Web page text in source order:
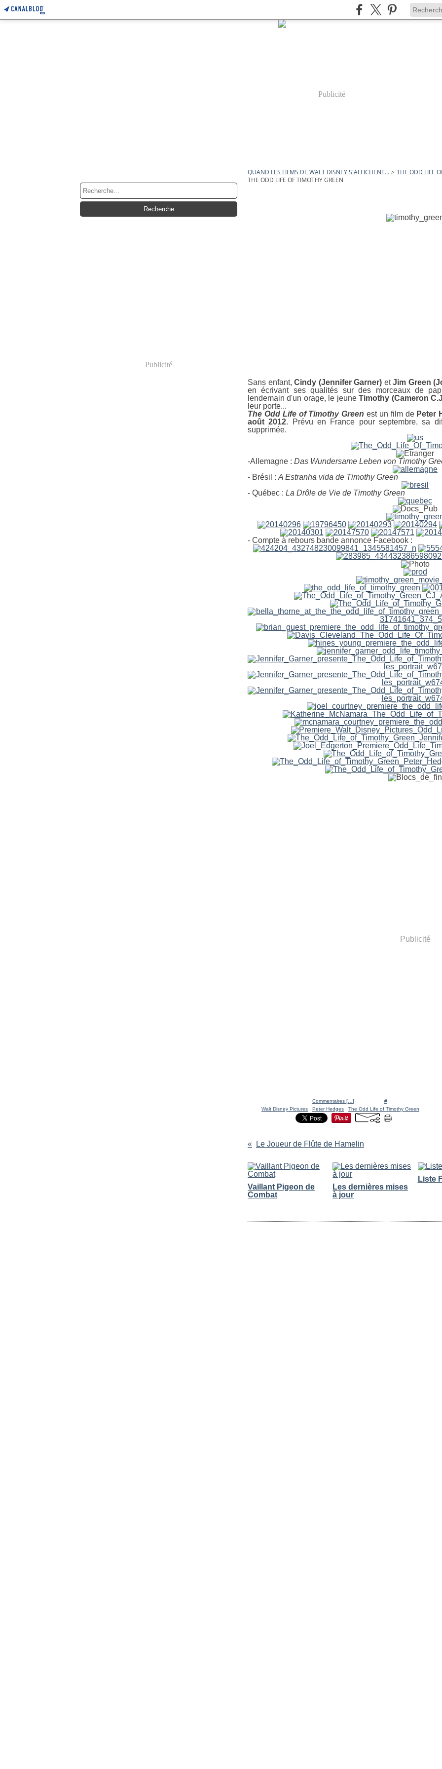
Publicité
Publicité
QUAND LES FILMS DE WALT DISNEY S'AFFICHENT... > THE ODD LIFE
THE ODD LIFE OF TIMOTHY GREEN
Sans enfant,Cindy (Jennifer Garner) etJim Green
en écrivant ses qualités sur des morceaux de
lendemain d'un orage, le jeuneTimothy (Cameron
leur porte...
The Odd Life of Timothy Green est un film de Peter
août 2012. Prévu en France pour septembre, sa
supprimée.
-Allemagne : Das Wundersame Leben von Timothy
- Brésil : A Estranha vida de Timothy Green
- Québec : La Drôle de Vie de Timothy Green
- Compte à rebours bande annonce Facebook :
Publicité
Commentaires [ ] #
Walt Disney Pictures Peter Hedges The Odd Life of Timothy Green
Le Joueur de Flûte de Hamelin
Vaillant Pigeon de
Combat
Les dernières mises
à jour
Liste